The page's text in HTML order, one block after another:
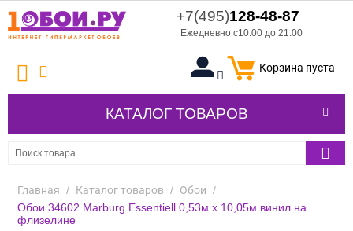
+7(495)128-48-87
Ежедневно с10:00 до 21:00
Корзина пуста
КАТАЛОГ ТОВАРОВ
Главная / Каталог товаров / Обои /
Обои 34602 Marburg Essentiell 0,53м х 10,05м винил на
флизелине